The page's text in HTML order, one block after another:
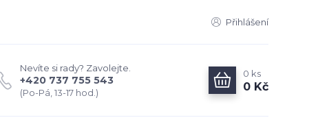
Přihlášení
Nevíte si rady? Zavolejte.
+420 737 755 543
(Po-Pá, 13-17 hod.)
0 ks
0 Kč